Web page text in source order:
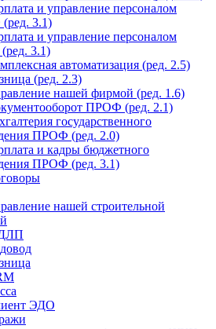
и управление персоналом
3.1)
и управление персоналом
3.1)
автоматизация (ред. 2.5)
(ред. 2.3)
нашей фирмой (ред. 1.6)
ПРОФ (ред. 2.1)
государственного
ПРОФ (ред. 2.0)
и кадры бюджетного
ПРОФ (ред. 3.1)
нашей строительной
ЭДО